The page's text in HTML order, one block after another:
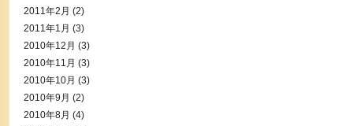
2011年2月 (2)
2011年1月 (3)
2010年12月 (3)
2010年11月 (3)
2010年10月 (3)
2010年9月 (2)
2010年8月 (4)